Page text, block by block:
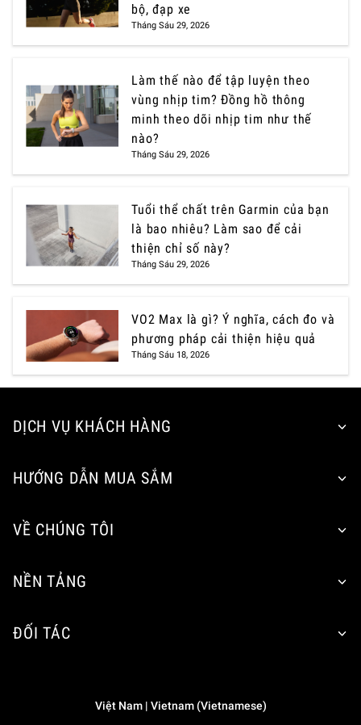
bộ, đạp xe
Tháng Sáu 29, 2026
Làm thế nào để tập luyện theo
vùng nhịp tim? Đồng hồ thông
minh theo dõi nhịp tim như thế
nào?
Tháng Sáu 29, 2026
Tuổi thể chất trên Garmin của bạn
là bao nhiêu? Làm sao để cải
thiện chỉ số này?
Tháng Sáu 29, 2026
VO2 Max là gì? Ý nghĩa, cách đo và
phương pháp cải thiện hiệu quả
Tháng Sáu 18, 2026
DỊCH VỤ KHÁCH HÀNG
HƯỚNG DẪN MUA SẮM
VỀ CHÚNG TÔI
NỀN TẢNG
ĐỐI TÁC
Việt Nam | Vietnam (Vietnamese)